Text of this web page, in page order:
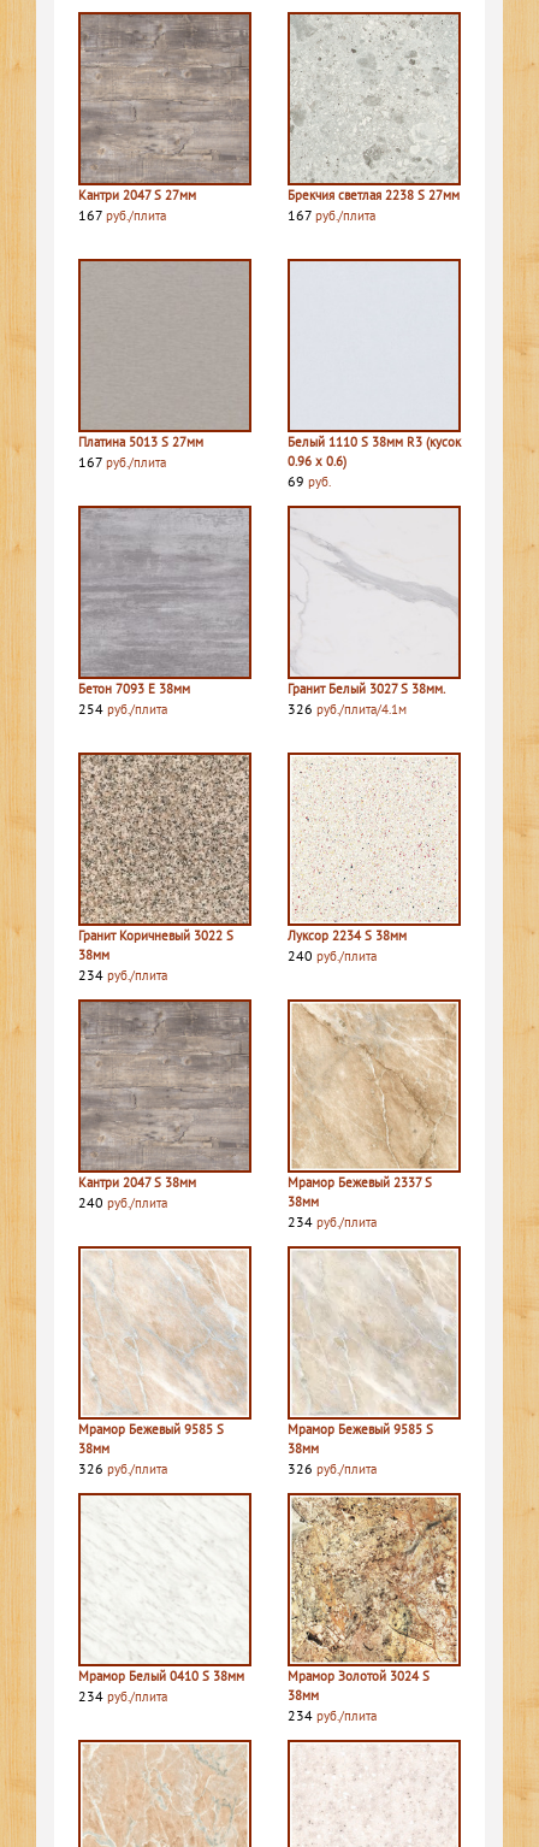
Кантри 2047 S 27мм
167 руб./плита
Брекчия светлая 2238 S 27мм
167 руб./плита
Платина 5013 S 27мм
167 руб./плита
Белый 1110 S 38мм R3 (кусок
0.96 х 0.6)
69 руб.
Бетон 7093 E 38мм
254 руб./плита
Гранит Белый 3027 S 38мм.
326 руб./плита/4.1м
Гранит Коричневый 3022 S
38мм
234 руб./плита
Луксор 2234 S 38мм
240 руб./плита
Кантри 2047 S 38мм
240 руб./плита
Мрамор Бежевый 2337 S
38мм
234 руб./плита
Мрамор Бежевый 9585 S
38мм
326 руб./плита
Мрамор Бежевый 9585 S
38мм
326 руб./плита
Мрамор Белый 0410 S 38мм
234 руб./плита
Мрамор Золотой 3024 S
38мм
234 руб./плита